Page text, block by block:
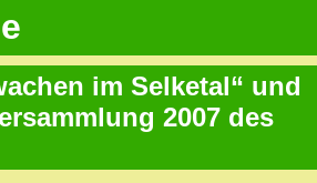
im Selketal“ und
2007 des